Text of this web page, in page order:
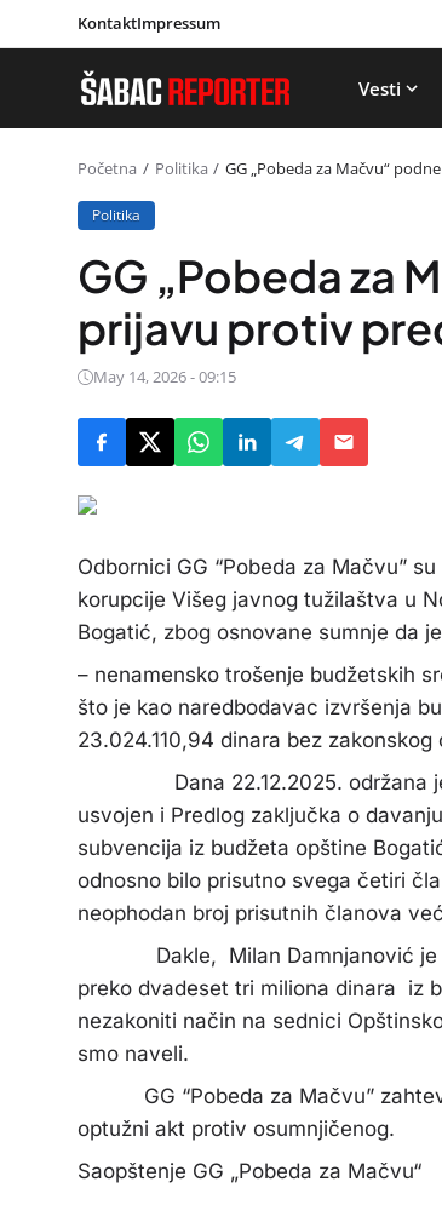
KontaktImpressum
Vesti
Početna Politika GG „Pobeda za Mačvu“
Politika
GG „Pobeda za
prijavu protiv
May 14, 2026 - 09:15
Odbornici GG “Pobeda za Mačvu”
korupcije Višeg javnog tužilaštva u
Bogatić, zbog osnovane sumnje da
– nenamensko trošenje budžetskih
što je kao naredbodavac izvršenja
23.024.110,94 dinara bez zakonskog
Dana 22.12.2025. održana je
usvojen i Predlog zaključka o
subvencija iz budžeta opštine
odnosno bilo prisutno svega četiri
neophodan broj prisutnih članova
Dakle, Milan Damnjanović je
preko dvadeset tri miliona dinara iz
nezakoniti način na sednici
smo naveli.
GG “Pobeda za Mačvu”
optužni akt protiv osumnjičenog.
Saopštenje GG „Pobeda za Mačvu“